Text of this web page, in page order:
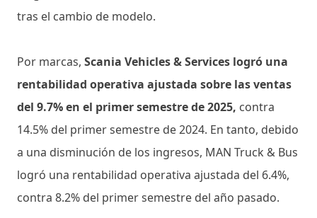
tras el cambio de modelo.
Por marcas, Scania Vehicles & Services logró una
rentabilidad operativa ajustada sobre las ventas
del 9.7% en el primer semestre de 2025, contra
14.5% del primer semestre de 2024. En tanto, debido
a una disminución de los ingresos, MAN Truck & Bus
logró una rentabilidad operativa ajustada del 6.4%,
contra 8.2% del primer semestre del año pasado.